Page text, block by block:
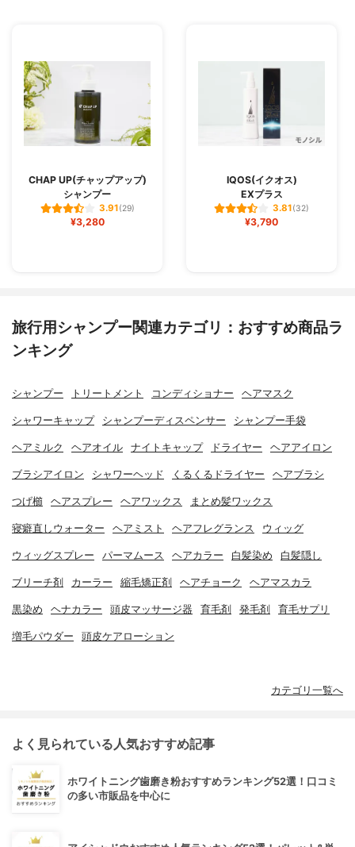
CHAP UP(チャップアップ)
シャンプー
3.91(29)
¥3,280
IQOS(イクオス)
EXプラス
3.81(32)
¥3,790
旅行用シャンプー関連カテゴリ：おすすめ商品ラ
ンキング
シャンプー トリートメント コンディショナー ヘアマスク
シャワーキャップ シャンプーディスペンサー シャンプー手袋
ヘアミルク ヘアオイル ナイトキャップ ドライヤー ヘアアイロン
ブラシアイロン シャワーヘッド くるくるドライヤー ヘアブラシ
つげ櫛 ヘアスプレー ヘアワックス まとめ髪ワックス
寝癖直しウォーター ヘアミスト ヘアフレグランス ウィッグ
ウィッグスプレー パーマムース ヘアカラー 白髪染め 白髪隠し
ブリーチ剤 カーラー 縮毛矯正剤 ヘアチョーク ヘアマスカラ
黒染め ヘナカラー 頭皮マッサージ器 育毛剤 発毛剤 育毛サプリ
増毛パウダー 頭皮ケアローション
カテゴリ一覧へ
よく見られている人気おすすめ記事
ホワイトニング歯磨き粉おすすめランキング52選！口コミ
の多い市販品を中心に